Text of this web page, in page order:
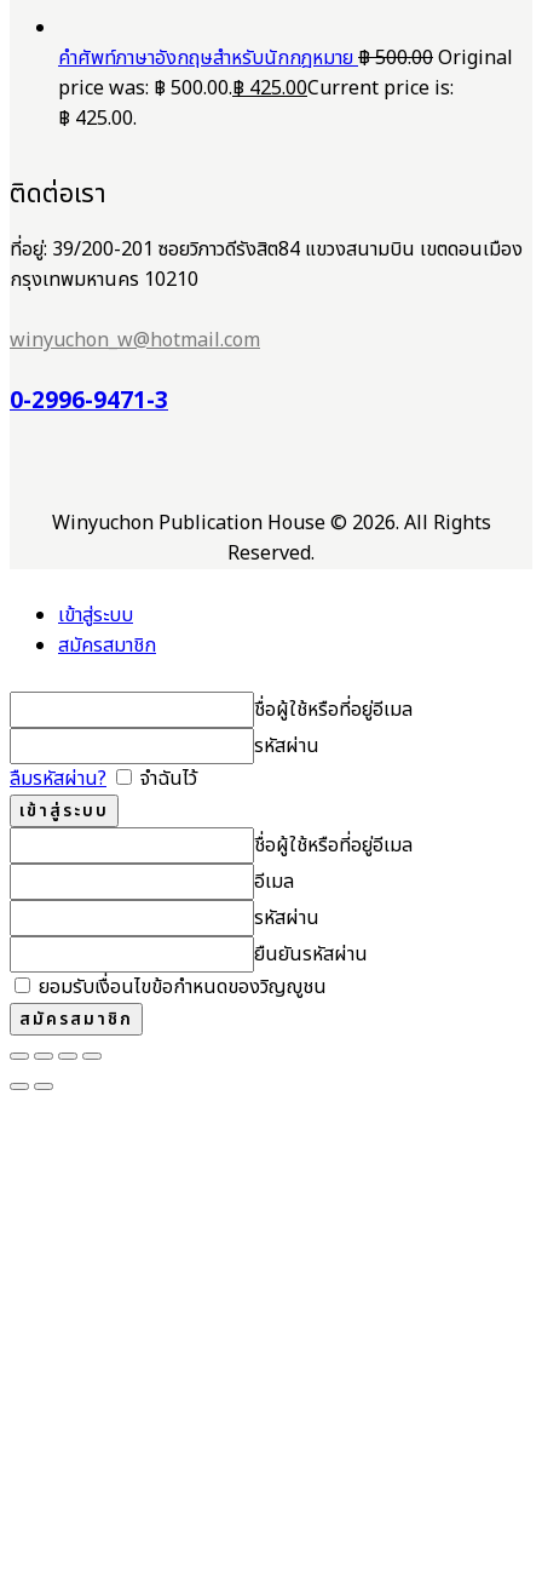
คำศัพท์ภาษาอังกฤษสำหรับนักกฎหมาย฿500.00Original
price was: ฿ 500.00.฿425.00Current price is:
฿ 425.00.
ติดต่อเรา
ที่อยู่: 39/200-201 ซอยวิภาวดีรังสิต84 แขวงสนามบิน เขตดอนเมือง
กรุงเทพมหานคร 10210
winyuchon_w@hotmail.com
0-2996-9471-3
Winyuchon Publication House © 2026. All Rights
Reserved.
เข้าสู่ระบบ
สมัครสมาชิก
ชื่อผู้ใช้หรือที่อยู่อีเมล
รหัสผ่าน
ลืมรหัสผ่าน?
จำฉันไว้
ชื่อผู้ใช้หรือที่อยู่อีเมล
อีเมล
รหัสผ่าน
ยืนยันรหัสผ่าน
ยอมรับเงื่อนไขข้อกำหนดของวิญญูชน